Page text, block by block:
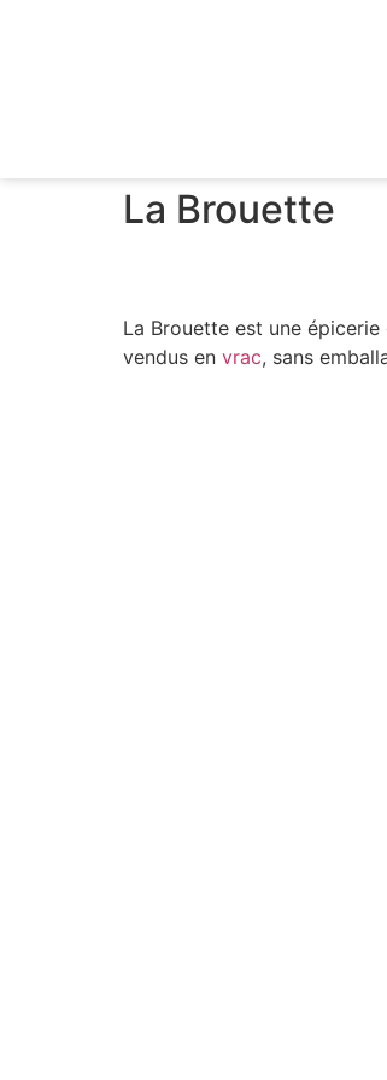
La Brouette
La Brouette est une
vendus en vrac, sans